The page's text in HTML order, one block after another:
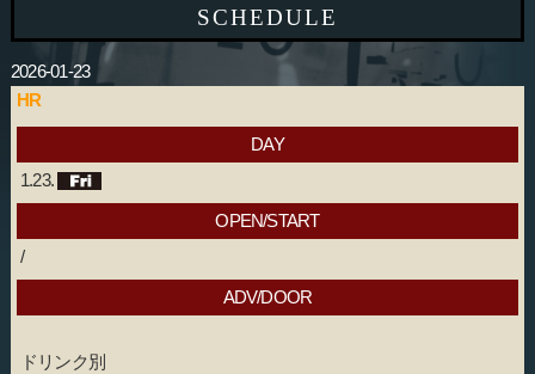
SCHEDULE
2026-01-23
HR
DAY
1.23.
OPEN/START
/
ADV/DOOR
ドリンク別